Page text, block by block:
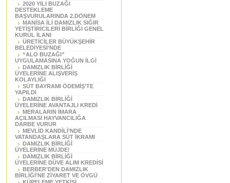
2020 YILI BUZAĞI
DESTEKLEME
BAŞVURULARINDA 2.DÖNEM
MANİSA İLİ DAMIZLIK SIĞIR
YETİŞTİRİCİLERİ BİRLİĞİ GENEL
KURUL İLANI
ÜRETİCİLER BÜYÜKŞEHİR
BELEDİYESİ’NDE
“ALO BUZAĞI”
UYGULAMASINA YOĞUN İLGİ
DAMIZLIK BİRLİĞİ
ÜYELERİNE ALIŞVERİŞ
KOLAYLIĞI
SÜT BAYRAMI ÖDEMİŞ’TE
YAPILDI
DAMIZLIK BİRLİĞİ
ÜYELERİNE AVANTAJLI KREDİ
MERALARIN İMARA
AÇILMASI HAYVANCILIĞA
DARBE VURUR
MEVLİD KANDİLİ’NDE
VATANDAŞLARA SÜT İKRAMI
DAMIZLIK BİRLİĞİ
ÜYELERİNE MÜJDE!
DAMIZLIK BİRLİĞİ
ÜYELERİNE DÜVE ALIM KREDİSİ
BERBER’DEN DAMIZLIK
BİRLİĞİ’NE ZİYARET VE ÖVGÜ